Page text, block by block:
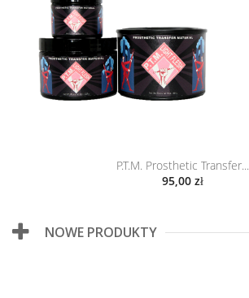
P.T.M. Prosthetic Transfer...
95,00 zł
NOWE PRODUKTY